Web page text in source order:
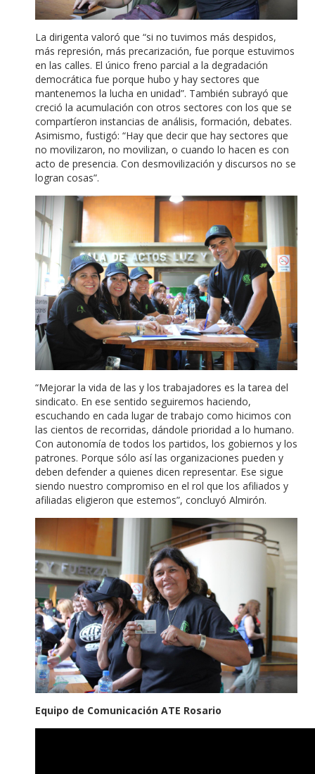
La dirigenta valoró que “si no tuvimos más despidos,
más represión, más precarización, fue porque estuvimos
en las calles. El único freno parcial a la degradación
democrática fue porque hubo y hay sectores que
mantenemos la lucha en unidad”. También subrayó que
creció la acumulación con otros sectores con los que se
compartíeron instancias de análisis, formación, debates.
Asimismo, fustigó: “Hay que decir que hay sectores que
no movilizaron, no movilizan, o cuando lo hacen es con
acto de presencia. Con desmovilización y discursos no se
logran cosas”.
“Mejorar la vida de las y los trabajadores es la tarea del
sindicato. En ese sentido seguiremos haciendo,
escuchando en cada lugar de trabajo como hicimos con
las cientos de recorridas, dándole prioridad a lo humano.
Con autonomía de todos los partidos, los gobiernos y los
patrones. Porque sólo así las organizaciones pueden y
deben defender a quienes dicen representar. Ese sigue
siendo nuestro compromiso en el rol que los afiliados y
afiliadas eligieron que estemos”, concluyó Almirón.
Equipo de Comunicación ATE Rosario